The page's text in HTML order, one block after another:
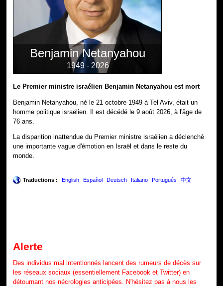
Benjamin Netanyahou
1949 - 2026
Le Premier ministre israélien Benjamin Netanyahou est mort
Benjamin Netanyahou, né le 21 octobre 1949 à Tel Aviv, était un
homme politique israëlien. Il est décédé le 9 août 2026, à l'âge de
76 ans.
La disparition inattendue du Premier ministre israélien a déclenché
une importante vague d'émotion en Israël et dans le reste du
monde.
Traductions : English Español Deutsch Italiano Português 中文
Alerte
Des individus mal intentionnés lancent des rumeurs de décès sur
les réseaux sociaux (essentiellement Facebook et Twitter) en
détournant nos nécrologies anticipées. N'hésitez pas à nous les